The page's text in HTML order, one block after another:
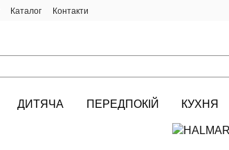
Каталог Контакти
ДИТЯЧА ПЕРЕДПОКІЙ КУХНЯ